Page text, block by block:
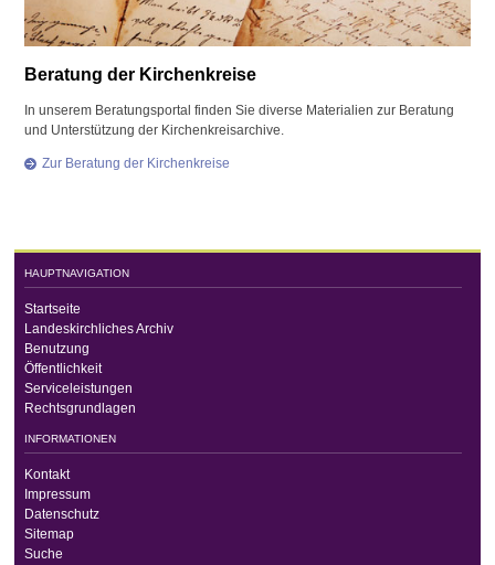
Beratung der Kirchenkreise
In unserem Beratungsportal finden Sie diverse Materialien zur Beratung
und Unterstützung der Kirchenkreisarchive.
Zur Beratung der Kirchenkreise
HAUPTNAVIGATION
Startseite
Landeskirchliches Archiv
Benutzung
Öffentlichkeit
Serviceleistungen
Rechtsgrundlagen
INFORMATIONEN
Kontakt
Impressum
Datenschutz
Sitemap
Suche